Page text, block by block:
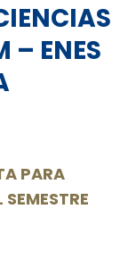
– ENES
PARA